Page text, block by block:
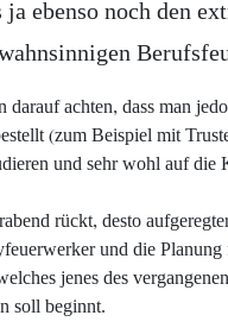
ebenso noch den
darauf achten, dass man
(zum Beispiel mit
und sehr wohl auf die
rückt, desto
und die Planung
jenes des
soll beginnt.